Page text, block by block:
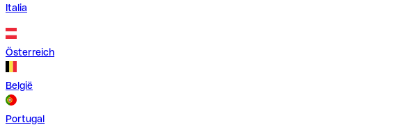
Italia
Österreich
België
Portugal